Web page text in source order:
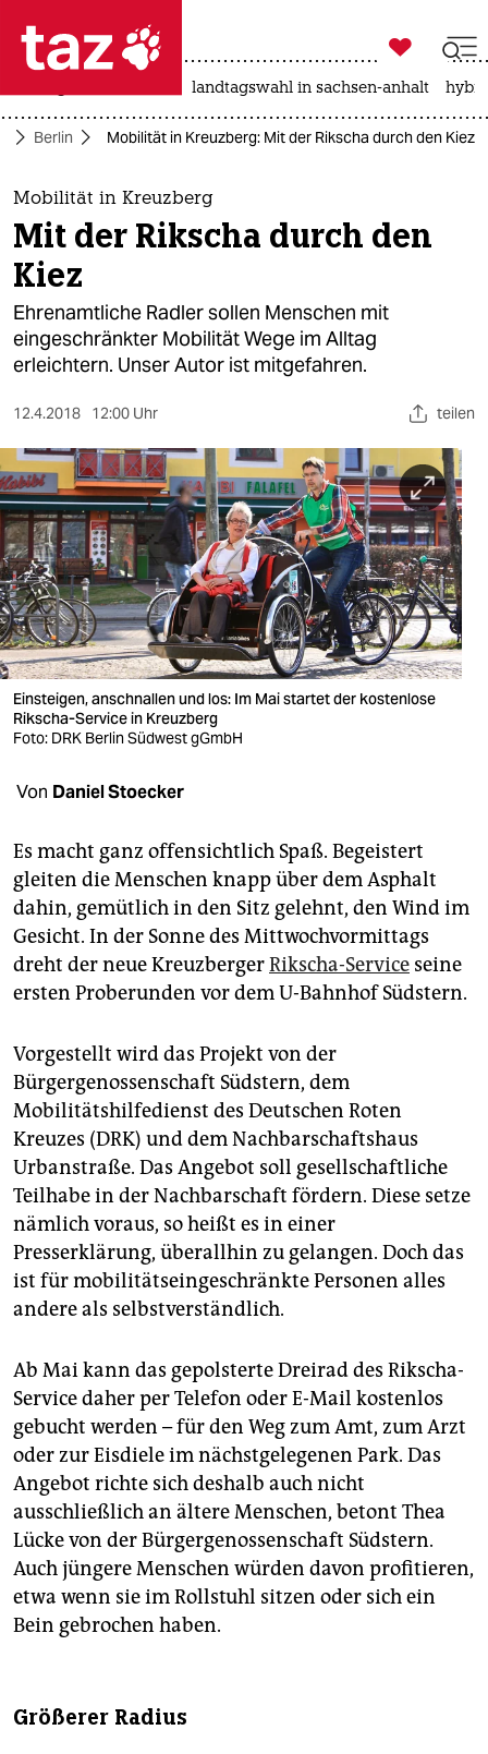
 taz zahl ich
taz zahl ich
themen
politik
öko
gesellschaft
sport
berlin
nord
wahrheit
verlag
verlag
veranstaltungen
unterstützen
abo
genossenschaft
epaper login

taz zahl ich
landtagswahl in sachsen-anhalt
Berlin Mobilität in Kreuzberg: Mit der Rikscha durch den Kiez
Mobilität in Kreuzberg
Mit der Rikscha durch den
Kiez
Ehrenamtliche Radler sollen Menschen mit
eingeschränkter Mobilität Wege im Alltag
erleichtern. Unser Autor ist mitgefahren.
12.4.2018 12:00 Uhr teilen
Einsteigen, anschnallen und los: Im Mai startet der kostenlose
Rikscha-Service in Kreuzberg
Foto: DRK Berlin Südwest gGmbH
Von Daniel Stoecker
Es macht ganz offensichtlich Spaß. Begeistert
gleiten die Menschen knapp über dem Asphalt
dahin, gemütlich in den Sitz gelehnt, den Wind im
Gesicht. In der Sonne des Mittwochvormittags
dreht der neue KreuzbergerRikscha-Service seine
ersten Probe­runden vor dem U-Bahnhof Südstern.
Vorgestellt wird das Projekt von der
Bürgergenossenschaft Südstern, dem
Mobilitätshilfedienst des Deutschen Roten
Kreuzes (DRK) und dem Nachbarschaftshaus
Urbanstraße. Das Angebot soll gesellschaftliche
Teilhabe in der Nachbarschaft fördern. Diese setze
nämlich voraus, so heißt es in einer
Presserklärung, überallhin zu gelangen. Doch das
ist für mobilitätseingeschränkte Personen alles
andere als selbstverständlich.
Ab Mai kann das gepolsterte Dreirad des Rikscha-
Service daher per Telefon oder E-Mail kostenlos
gebucht werden – für den Weg zum Amt, zum Arzt
oder zur Eisdiele im nächstgelegenen Park. Das
Angebot richte sich deshalb auch nicht
ausschließlich an ältere Menschen, betont Thea
Lücke von der Bürgergenossenschaft Südstern.
Auch jüngere Menschen würden davon profitieren,
etwa wenn sie im Rollstuhl sitzen oder sich ein
Bein gebrochen haben.
Größerer Radius